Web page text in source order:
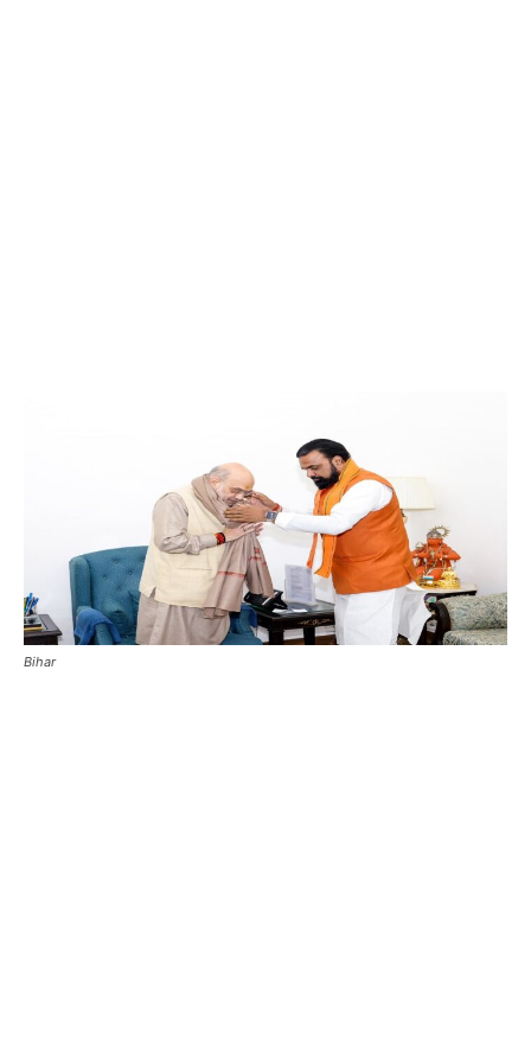
Bihar